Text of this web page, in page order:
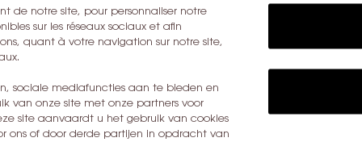
de notre site, pour personnaliser notre
sur les réseaux sociaux et afin
quant à votre navigation sur notre site,
sociale mediafuncties aan te bieden en
van onze site met onze partners voor
site aanvaardt u het gebruik van cookies
ons of door derde partijen in opdracht van